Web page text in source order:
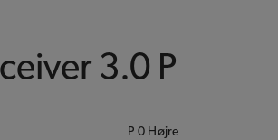
3.0 P
P 0 Højre